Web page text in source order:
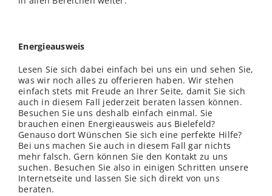
Energieausweis
Lesen Sie sich dabei einfach bei uns ein und sehen Sie,
was wir noch alles zu offerieren haben. Wir stehen
einfach stets mit Freude an Ihrer Seite, damit Sie sich
auch in diesem Fall jederzeit beraten lassen können.
Besuchen Sie uns deshalb einfach einmal. Sie
brauchen einen Energieausweis aus Bielefeld?
Genauso dort Wünschen Sie sich eine perfekte Hilfe?
Bei uns machen Sie auch in diesem Fall gar nichts
mehr falsch. Gern können Sie den Kontakt zu uns
suchen. Besuchen Sie also in einigen Schritten unsere
Internetseite und lassen Sie sich direkt von uns
beraten.